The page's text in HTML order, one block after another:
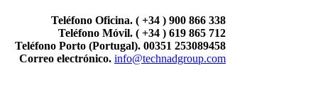
Teléfono Oficina. ( +34 ) 900 866 338
Teléfono Móvil. ( +34 ) 619 865 712
Teléfono Porto (Portugal). 00351 253089458
Correo electrónico. info@technadgroup.com